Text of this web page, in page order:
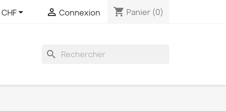
CHF  Connexion shopping_cart Panier (0)
search